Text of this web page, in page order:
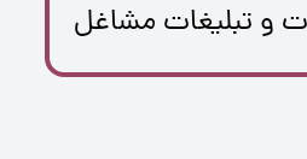
و تبلیغات مشاغل